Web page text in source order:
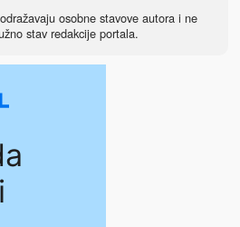
osobne stavove autora i ne
stav redakcije portala.